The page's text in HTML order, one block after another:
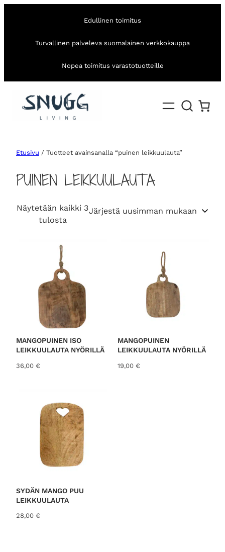
Edullinen toimitus
Turvallinen palveleva suomalainen verkkokauppa
Nopea toimitus varastotuotteille
Etusivu / Tuotteet avainsanalla “puinen leikkuulauta”
PUINEN LEIKKUULAUTA
Näytetään kaikki 3
tulostaS
e
d
b
y
l
a
t
e
MANGOPUINEN ISO
LEIKKUULAUTA NYÖRILLÄ
36,00 €
MANGOPUINEN
LEIKKUULAUTA NYÖRILLÄ
19,00 €
SYDÄN MANGO PUU
LEIKKUULAUTA
28,00 €